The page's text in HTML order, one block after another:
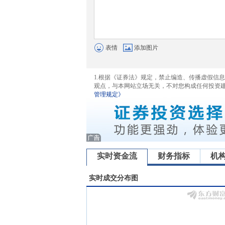
表情 添加图片
1.根据《证券法》规定，禁止编造、传播虚假信
观点，与本网站立场无关，不对您构成任何投资
管理规定》
实时资金流 财务指标 机
实时成交分布图